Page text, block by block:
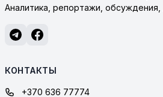
Аналитика, репортажи, обсуждения,
КОНТАКТЫ
+370 636 77774